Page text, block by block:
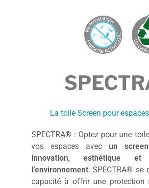
La toile Screen pour
SPECTRA® : Optez pour une
vos espaces avec un
innovation, esthétique
l’environnement. SPECTRA® se
capacité à offrir une protection